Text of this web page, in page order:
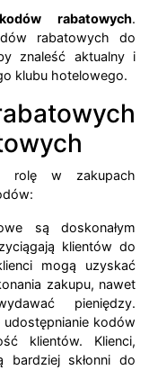
kodów rabatowych.
rabatowych do
znaleść aktualny i
klubu hotelowego.
rolę w zakupach
są doskonałym
klientów do
mogą uzyskać
zakupu, nawet
pieniędzy.
udostępnianie kodów
klientów. Klienci,
bardziej skłonni do